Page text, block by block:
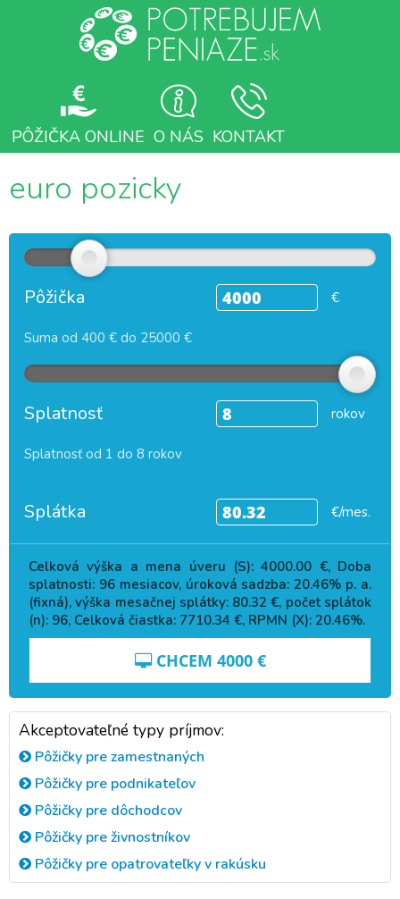
PÔŽIČKA ONLINE O NÁS KONTAKT
euro pozicky
Pôžička €
Suma od 400 € do 25000 €
Splatnosť rokov
Splatnosť od 1 do 8 rokov
Splátka €/mes.
Celková výška a mena úveru (S):4000.00 €, Doba
splatnosti: 96mesiacov, úroková sadzba:20.46% p. a.
(fixná), výška mesačnej splátky: 80.32 €, počet splátok
(n): 96, Celková čiastka: 7710.34 €, RPMN (X): 20.46%.
CHCEM 4000€
Akceptovateľné typy príjmov:
Pôžičky pre zamestnaných
Pôžičky pre podnikateľov
Pôžičky pre dôchodcov
Pôžičky pre živnostníkov
Pôžičky pre opatrovateľky v rakúsku